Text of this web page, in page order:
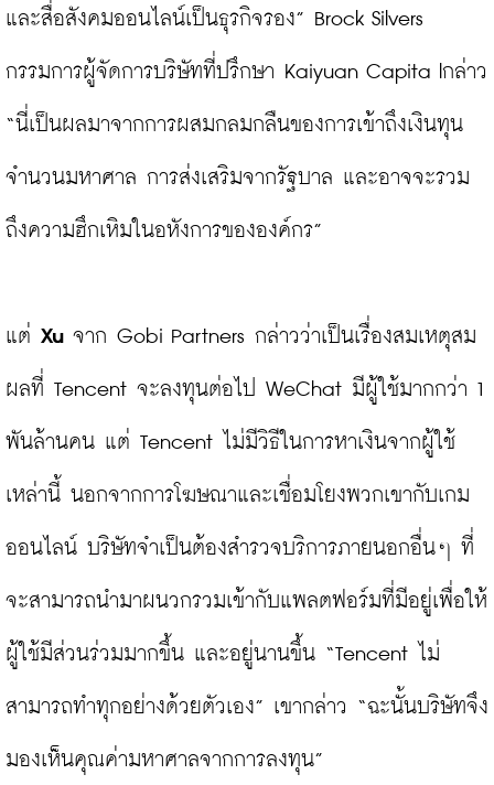
และสื่อสังคมออนไลน์เป็นธุรกิจรอง” Brock Silvers
กรรมการผู้จัดการบริษัทที่ปรึกษา Kaiyuan Capita lกล่าว
“นี่เป็นผลมาจากการผสมกลมกลืนของการเข้าถึงเงินทุน
จำนวนมหาศาล การส่งเสริมจากรัฐบาล และอาจจะรวม
ถึงความฮึกเหิมในอหังการขององค์กร”
แต่ Xu จาก Gobi Partners กล่าวว่าเป็นเรื่องสมเหตุสม
ผลที่ Tencent จะลงทุนต่อไป WeChat มีผู้ใช้มากกว่า 1
พันล้านคน แต่ Tencent ไม่มีวิธีในการหาเงินจากผู้ใช้
เหล่านี้ นอกจากการโฆษณาและเชื่อมโยงพวกเขากับเกม
ออนไลน์ บริษัทจำเป็นต้องสำรวจบริการภายนอกอื่นๆ ที่
จะสามารถนำมาผนวกรวมเข้ากับแพลตฟอร์มที่มีอยู่เพื่อให้
ผู้ใช้มีส่วนร่วมมากขึ้น และอยู่นานขึ้น “Tencent ไม่
สามารถทำทุกอย่างด้วยตัวเอง” เขากล่าว “ฉะนั้นบริษัทจึง
มองเห็นคุณค่ามหาศาลจากการลงทุน”